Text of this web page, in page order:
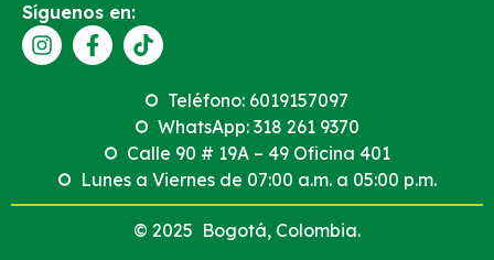
Síguenos en:
Teléfono: 6019157097
WhatsApp: 318 261 9370
Calle 90 # 19A – 49 Oficina 401
Lunes a Viernes de 07:00 a.m. a 05:00 p.m.
© 2025 Bogotá, Colombia.